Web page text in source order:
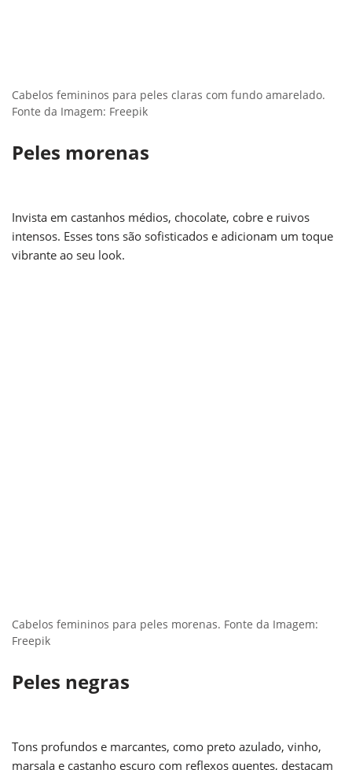
Cabelos femininos para peles claras com fundo amarelado.
Fonte da Imagem: Freepik
Peles morenas
Invista em castanhos médios, chocolate, cobre e ruivos
intensos. Esses tons são sofisticados e adicionam um toque
vibrante ao seu look.
Cabelos femininos para peles morenas. Fonte da Imagem:
Freepik
Peles negras
Tons profundos e marcantes, como preto azulado, vinho,
marsala e castanho escuro com reflexos quentes, destacam